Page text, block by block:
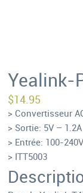
Yealink-
$14.95
> Convertisseur
> Sortie: 5V – 1.2A
> Entrée: 100-
> ITT5003